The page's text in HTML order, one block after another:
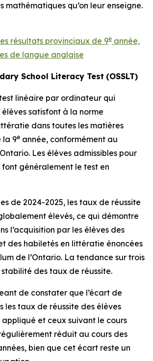
mathématiques qu’on leur enseigne.
résultats provinciaux de 9e année,
de langue anglaise
ary School Literacy Test (OSSLT)
test linéaire par ordinateur qui
satisfont à la norme
dans toutes les matières
la 9e année, conformément au
Les élèves admissibles pour
généralement le test en
de 2024-2025, les taux de réussite
élevés, ce qui démontre
l’acquisition par les élèves des
des habiletés en littératie énoncées
de l’Ontario. La tendance sur trois
des taux de réussite.
de constater que l’écart de
les taux de réussite des élèves
et ceux suivant le cours
réduit au cours des
bien que cet écart reste un